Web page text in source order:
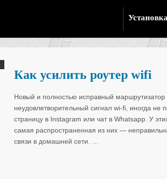
Как усилить роутер wifi
Новый и полностью исправный маршрутизатор
неудовлетворительный сигнал wi-fi, иногда
страницу в Instagram или чат в Whatsapp. У
самая распространенная из них —
связи в домашней сети.